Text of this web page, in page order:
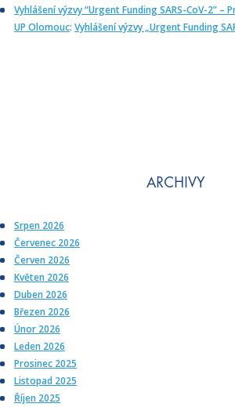
Vyhlášení výzvy “Urgent Funding SARS-CoV-2” –
UP Olomouc: Vyhlášení výzvy „Urgent Funding
ARCHIVY
Srpen 2026
Červenec 2026
Červen 2026
Květen 2026
Duben 2026
Březen 2026
Únor 2026
Leden 2026
Prosinec 2025
Listopad 2025
Říjen 2025